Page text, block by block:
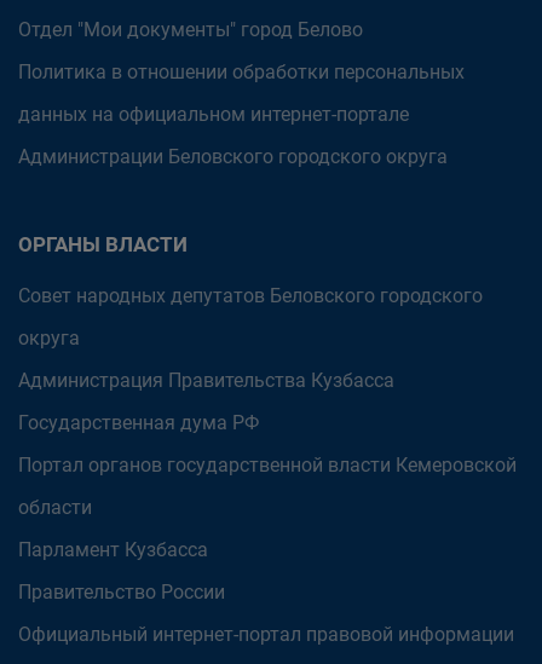
Отдел "Мои документы" город Белово
Политика в отношении обработки персональных
данных на официальном интернет-портале
Администрации Беловского городского округа
ОРГАНЫ ВЛАСТИ
Совет народных депутатов Беловского городского
округа
Администрация Правительства Кузбасса
Государственная дума РФ
Портал органов государственной власти Кемеровской
области
Парламент Кузбасса
Правительство России
Официальный интернет-портал правовой информации